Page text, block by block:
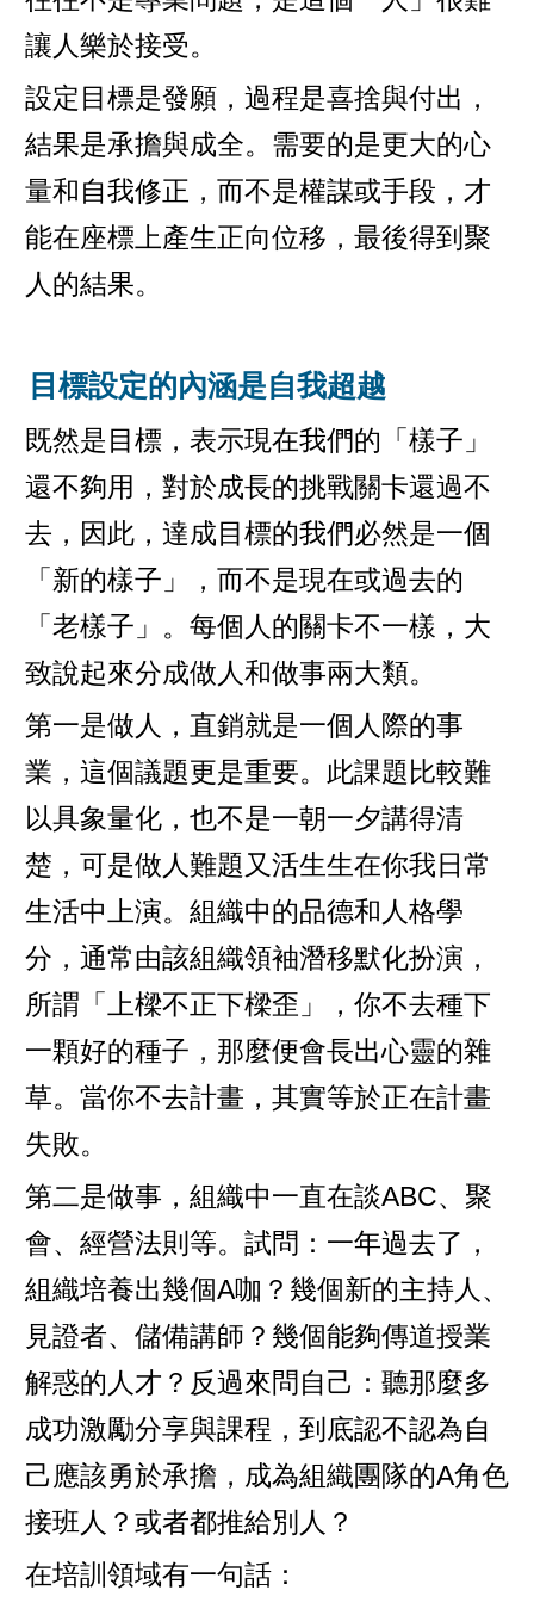
讓人樂於接受。
設定目標是發願，過程是喜捨與付出，
結果是承擔與成全。需要的是更大的心
量和自我修正，而不是權謀或手段，才
能在座標上產生正向位移，最後得到聚
人的結果。
目標設定的內涵是自我超越
既然是目標，表示現在我們的「樣子」
還不夠用，對於成長的挑戰關卡還過不
去，因此，達成目標的我們必然是一個
「新的樣子」，而不是現在或過去的
「老樣子」。每個人的關卡不一樣，大
致說起來分成做人和做事兩大類。
第一是做人，直銷就是一個人際的事
業，這個議題更是重要。此課題比較難
以具象量化，也不是一朝一夕講得清
楚，可是做人難題又活生生在你我日常
生活中上演。組織中的品德和人格學
分，通常由該組織領袖潛移默化扮演，
所謂「上樑不正下樑歪」，你不去種下
一顆好的種子，那麼便會長出心靈的雜
草。當你不去計畫，其實等於正在計畫
失敗。
第二是做事，組織中一直在談ABC、聚
會、經營法則等。試問：一年過去了，
組織培養出幾個A咖？幾個新的主持人、
見證者、儲備講師？幾個能夠傳道授業
解惑的人才？反過來問自己：聽那麼多
成功激勵分享與課程，到底認不認為自
己應該勇於承擔，成為組織團隊的A角色
接班人？或者都推給別人？
在培訓領域有一句話：